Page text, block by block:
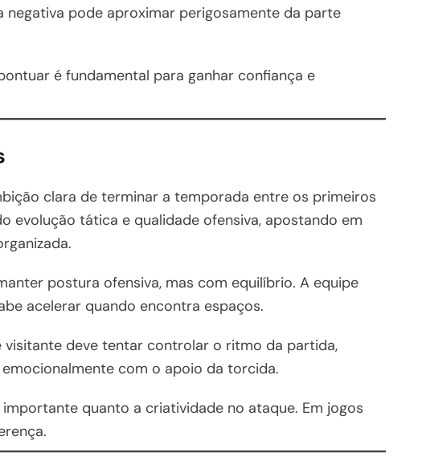
negativa pode aproximar perigosamente da parte
é fundamental para ganhar confiança e
clara de terminar a temporada entre os primeiros
evolução tática e qualidade ofensiva, apostando em
postura ofensiva, mas com equilíbrio. A equipe
acelerar quando encontra espaços.
visitante deve tentar controlar o ritmo da partida,
com o apoio da torcida.
quanto a criatividade no ataque. Em jogos